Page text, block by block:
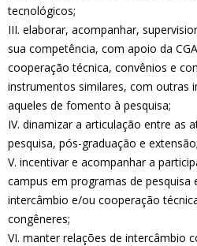
tecnológicos;
III. elaborar, acompanhar,
sua competência, com apoio da
cooperação técnica, convênios e
instrumentos similares, com outras
aqueles de fomento à pesquisa;
IV. dinamizar a articulação entre as
pesquisa, pós-graduação e extensão;
V. incentivar e acompanhar a
campus em programas de pesquisa
intercâmbio e/ou cooperação
congêneres;
VI. manter relações de intercâmbio